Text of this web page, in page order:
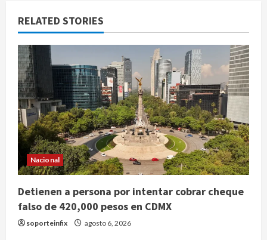
RELATED STORIES
Nacional
Detienen a persona por intentar cobrar cheque
falso de 420,000 pesos en CDMX
soporteinfix agosto 6, 2026